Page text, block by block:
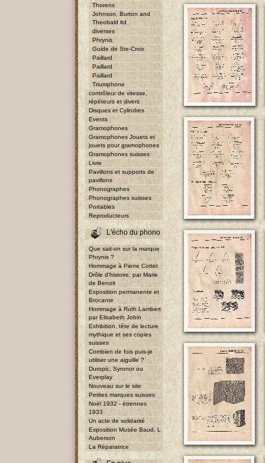
Thorens
Johnson, Burton and
Theobald ltd
diverses
Phrynis
Guide de Ste-Croix
Paillard
Paillard
Paillard
Triumphone
contrôleur de vitesse,
répéteurs et divers
Disques et Cylindres
Events
Gramophones
Gramophones Jouets et
jouets pour gramophones
Gramophones suisses
Livre
Pavillons et supports de
pavillons
Phonographes
Phonographes suisses
Portables
Reproducteurs
L'écho du phono
Que sait-on sur la marque
Phrynis ?
Hommage à Pierre Cottet
Drôle d'histoire, par Marie
de Benoit
Exposition permanente et
Brocante
Hommage à Ruth Lambert
par Elisabeth Jobin
Exhibition, tête de lecture
mythique et ses copies
suisses
Combien de fois puis-je
utiliser une aiguille ?
Duropic, Syronor ou
Everplay
Nouveau sur le site
Petites marques suisses
Noël 1932 - étrennes
1933
Un acte de solidarité
Exposition Musée Baud, L
Auberson
La Réparatrice